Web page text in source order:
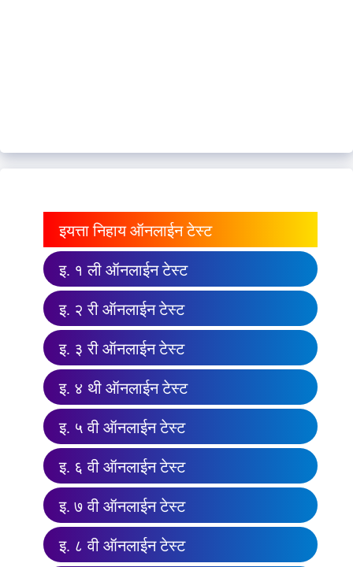
इयत्ता निहाय ऑनलाईन टेस्ट
इ. १ ली ऑनलाईन टेस्ट
इ. २ री ऑनलाईन टेस्ट
इ. ३ री ऑनलाईन टेस्ट
इ. ४ थी ऑनलाईन टेस्ट
इ. ५ वी ऑनलाईन टेस्ट
इ. ६ वी ऑनलाईन टेस्ट
इ. ७ वी ऑनलाईन टेस्ट
इ. ८ वी ऑनलाईन टेस्ट